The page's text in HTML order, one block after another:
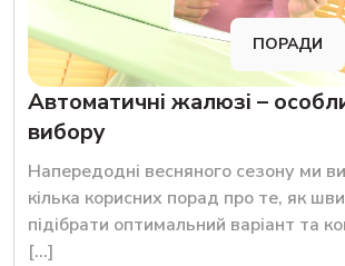
ПОРАДИ
Автоматичні жалюзі –
вибору
Напередодні весняного сезону ми
кілька корисних порад про те, як
підібрати оптимальний варіант та
[…]